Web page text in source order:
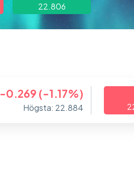
22.806
-0.269 (-1.17%)
Högsta: 22.884